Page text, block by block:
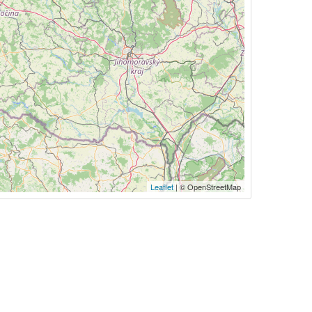
Leaflet | © OpenStreetMap